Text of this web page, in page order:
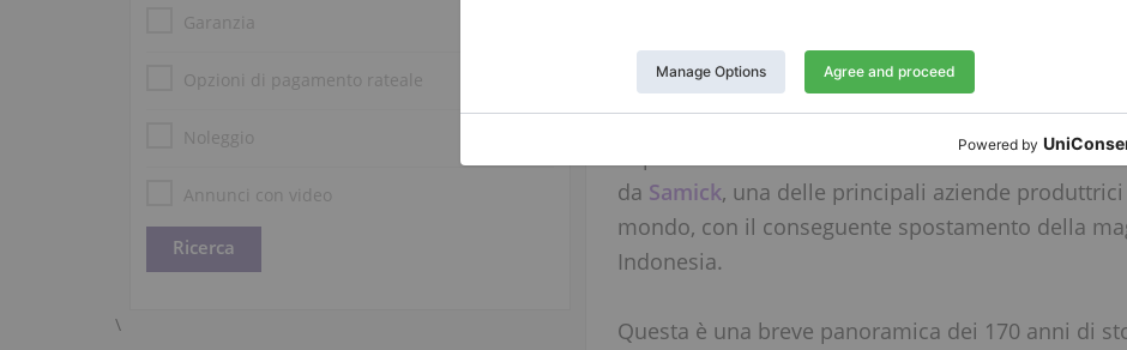
Garanzia
Opzioni di pagamento rateale
Noleggio
Annunci con video
\
pronipote di Edward, a Copenaghen, capitale
in Danimarca ebbe vita breve e durò dal 1951 al
centrale dell'azienda fu trasferita a Kitzingen, in
trova la sede principale. Tuttavia, attualmente la
di pianoforti avviene al di fuori della Germania.
da Samick, una delle principali aziende
mondo, con il conseguente spostamento della
Indonesia.
Questa è una breve panoramica dei 170 anni di